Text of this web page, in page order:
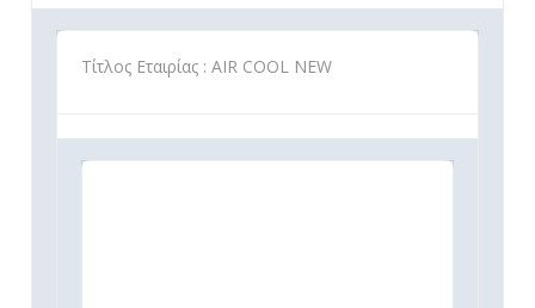
Τίτλος Εταιρίας : AIR COOL NEW